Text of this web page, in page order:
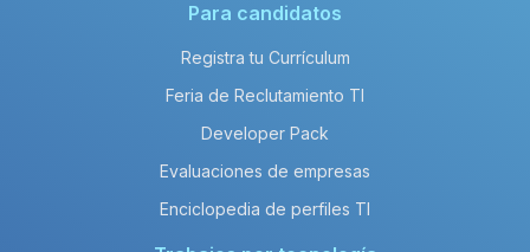
Para candidatos
Registra tu Currículum
Feria de Reclutamiento TI
Developer Pack
Evaluaciones de empresas
Enciclopedia de perfiles TI